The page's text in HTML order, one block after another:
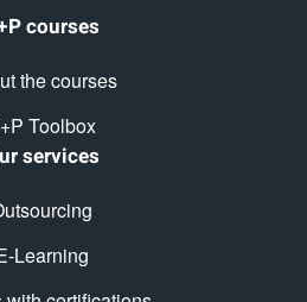
courses
the courses
Toolbox
services
Learning